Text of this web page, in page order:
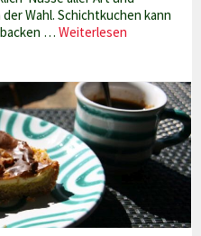
Wahl. Schichtkuchen kann
backen …Weiterlesen